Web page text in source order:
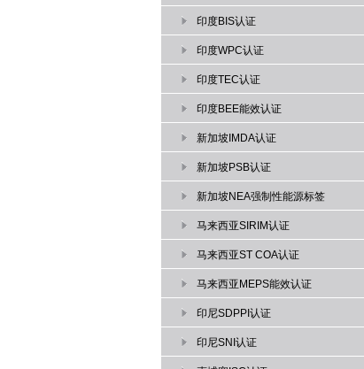
印度BIS认证
印度WPC认证
印度TEC认证
印度BEE能效认证
新加坡IMDA认证
新加坡PSB认证
新加坡NEA强制性能源标签
马来西亚SIRIM认证
马来西亚ST COA认证
马来西亚MEPS能效认证
印尼SDPPI认证
印尼SNI认证